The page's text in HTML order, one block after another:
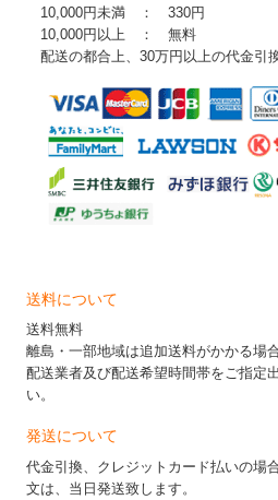
10,000円未満 ： 330円
10,000円以上 ： 無料
配送の都合上、30万円以上の代金引
送料について
送料無料
離島・一部地域は追加送料がかかる場
配送業者及び配送希望時間帯をご指定
い。
発送について
代金引換、クレジットカード払いの場
文は、当日発送致します。